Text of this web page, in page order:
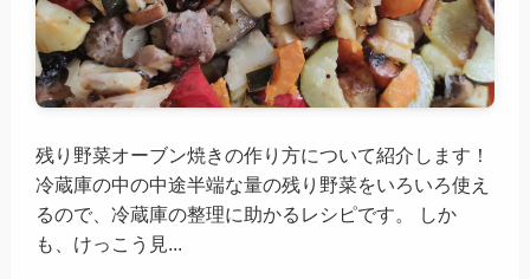
残り野菜オーブン焼きの作り方について紹介します！
冷蔵庫の中の中途半端な量の残り野菜をいろいろ使え
るので、冷蔵庫の整理に助かるレシピです。 しか
も、けっこう見...